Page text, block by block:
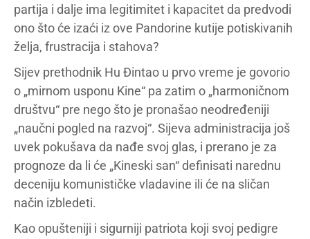
partija i dalje ima legitimitet i kapacitet da predvodi
ono što će izaći iz ove Pandorine kutije potiskivanih
želja, frustracija i stahova?
Sijev prethodnik Hu Đintao u prvo vreme je govorio
o „mirnom usponu Kine“ pa zatim o „harmoničnom
društvu“ pre nego što je pronašao neodređeniji
„naučni pogled na razvoj“. Sijeva administracija još
uvek pokušava da nađe svoj glas, i prerano je za
prognoze da li će „Kineski san“ definisati narednu
deceniju komunističke vladavine ili će na sličan
način izbledeti.
Kao opušteniji i sigurniji patriota koji svoj pedigre